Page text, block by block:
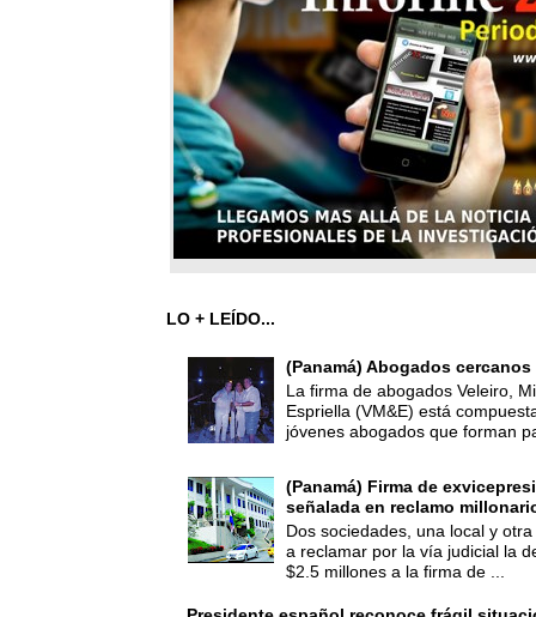
LO + LEÍDO...
(Panamá) Abogados
La firma de abogados Veleiro,
Espriella (VM&E) está
jóvenes abogados que forman
(Panamá) Firma de
señalada en reclamo
Dos sociedades, una local y
a reclamar por la vía judicial la
$2.5 millones a la firma de ...